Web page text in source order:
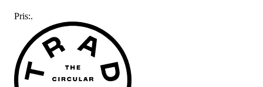
Pris:.